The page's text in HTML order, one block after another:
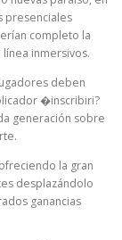
presenciales
completo la
inmersivos.
deben
�inscribiri?
generación sobre
la gran
desplazándolo
ganancias